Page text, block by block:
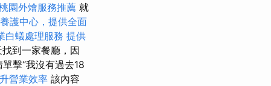
園外燴服務推薦 就
護中心，提供全面
白蟻處理服務 提供
到一家餐廳，因
擊“我沒有過去18
營業效率 該內容